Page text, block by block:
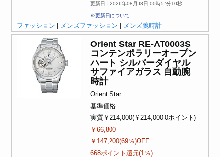
更新日：2026年08月08日 00時57分10秒
※更新日について
ファッション メンズファッション メンズ腕時計
Orient Star RE-AT0003S
コンテンポラリーオープン
ハート シルバーダイヤル
サファイアガラス 自動腕
時計
Orient Star
基準価格
実質￥214,000(￥214,000-0ポイント)
￥66,800
￥147,200(69％)OFF
668ポイント還元(1％)